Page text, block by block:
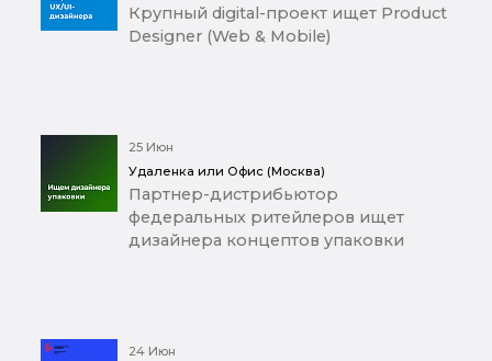
Крупный digital-проект ищет Product
Designer (Web & Mobile)
25 Июн
Удаленка или Офис (Москва)
Партнер-дистрибьютор
федеральных ритейлеров ищет
дизайнера концептов упаковки
24 Июн